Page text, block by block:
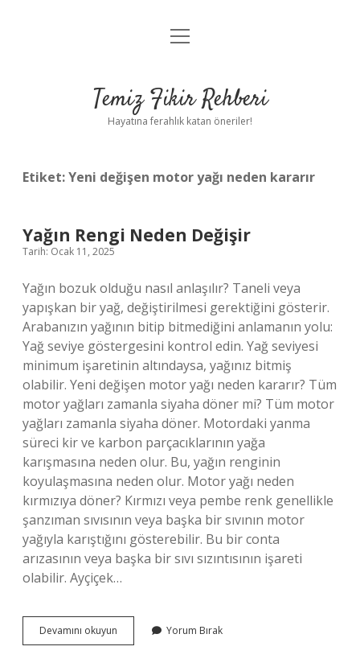
Anasayfa
Yasal Uyarı
menüyü
Temiz Fikir Rehberi
Hayatına ferahlık katan öneriler!
Etiket:Yeni değişen motor yağı neden kararır
Yağın Rengi Neden Değişir
Tarih: Ocak 11, 2025
Yağın bozuk olduğu nasıl anlaşılır? Taneli veya
yapışkan bir yağ, değiştirilmesi gerektiğini gösterir.
Arabanızın yağının bitip bitmediğini anlamanın yolu:
Yağ seviye göstergesini kontrol edin. Yağ seviyesi
minimum işaretinin altındaysa, yağınız bitmiş
olabilir. Yeni değişen motor yağı neden kararır? Tüm
motor yağları zamanla siyaha döner mi? Tüm motor
yağları zamanla siyaha döner. Motordaki yanma
süreci kir ve karbon parçacıklarının yağa
karışmasına neden olur. Bu, yağın renginin
koyulaşmasına neden olur. Motor yağı neden
kırmızıya döner? Kırmızı veya pembe renk genellikle
şanzıman sıvısının veya başka bir sıvının motor
yağıyla karıştığını gösterebilir. Bu bir conta
arızasının veya başka bir sıvı sızıntısının işareti
olabilir. Ayçiçek…
Devamını okuyun
Rengi
Yorum Bırak